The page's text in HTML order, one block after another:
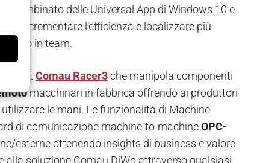
combinato delle Universal App di Windows 10 e
incrementare l’efficienza e localizzare più
in team.
robotComau Racer3che manipola componenti
macchinari in fabbrica offrendo ai produttori
le mani. Le funzionalità di Machine
di comunicazione machine-to-machineOPC-
esterne ottenendo insights di business e valore
soluzione Comau DiWo attraverso qualsiasi